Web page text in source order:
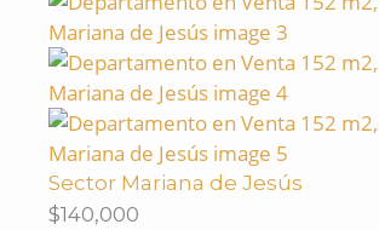
Sector Mariana de Jesús
$140,000